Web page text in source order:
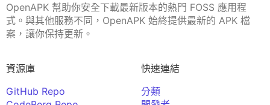
OpenAPK 幫助你安全下載最新版本的熱門 FOSS 應用程
式。與其他服務不同，OpenAPK 始終提供最新的 APK 檔
案，讓你保持更新。
資源庫
GitHub Repo
快速連結
分類